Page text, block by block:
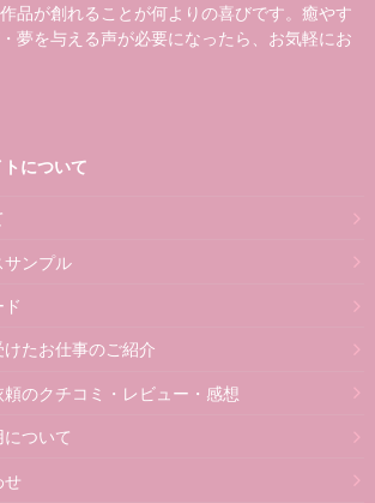
品が創れることが何よりの喜びです。癒やす
夢を与える声が必要になったら、お気軽にお
について
サンプル
たお仕事のご紹介
のクチコミ・レビュー・感想
ついて
せ